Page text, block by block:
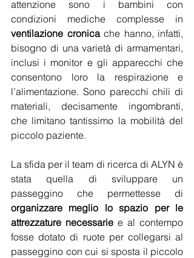
attenzione sono i bambini con
ventilazione cronica che hanno, infatti,
bisogno di una varietà di armamentari,
inclusi i monitor e gli apparecchi che
consentono loro la respirazione e
l’alimentazione. Sono parecchi chili di
materiali, decisamente ingombranti,
che limitano tantissimo la mobilità del
piccolo paziente.
La sfida per il team di ricerca di ALYN è
stata quella di sviluppare un
organizzare meglio lo spazio per le
attrezzature necessarie e al contempo
fosse dotato di ruote per collegarsi al
passeggino con cui si sposta il piccolo